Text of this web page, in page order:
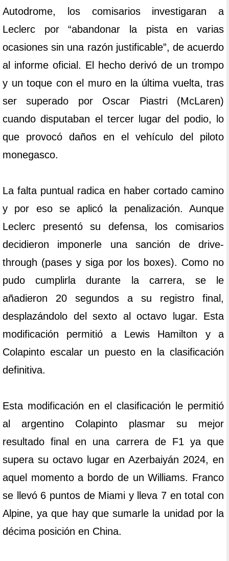
Autodrome, los comisarios investigaran a
Leclerc por “abandonar la pista en varias
ocasiones sin una razón justificable”, de acuerdo
al informe oficial. El hecho derivó de un trompo
y un toque con el muro en la última vuelta, tras
ser superado por Oscar Piastri (McLaren)
cuando disputaban el tercer lugar del podio, lo
que provocó daños en el vehículo del piloto
monegasco.
La falta puntual radica en haber cortado camino
y por eso se aplicó la penalización. Aunque
Leclerc presentó su defensa, los comisarios
decidieron imponerle una sanción de drive-
through (pases y siga por los boxes). Como no
pudo cumplirla durante la carrera, se le
añadieron 20 segundos a su registro final,
desplazándolo del sexto al octavo lugar. Esta
modificación permitió a Lewis Hamilton y a
Colapinto escalar un puesto en la clasificación
definitiva.
Esta modificación en el clasificación le permitió
al argentino Colapinto plasmar su mejor
resultado final en una carrera de F1 ya que
supera su octavo lugar en Azerbaiyán 2024, en
aquel momento a bordo de un Williams. Franco
se llevó 6 puntos de Miami y lleva 7 en total con
Alpine, ya que hay que sumarle la unidad por la
décima posición en China.